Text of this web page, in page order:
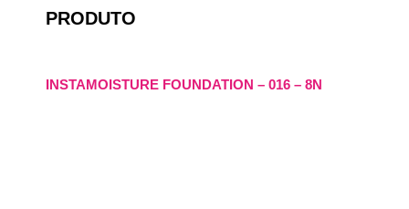
PRODUTO
INSTAMOISTURE FOUNDATION – 016 – 8N